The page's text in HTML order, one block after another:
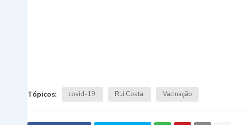
Tópicos: covid-19 Rui Costa Vacinação